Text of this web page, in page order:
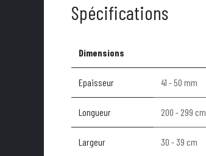
Spécifications
Dimensions
Epaisseur 41 - 50 mm
Longueur 200 - 299 cm
Largeur 30 - 39 cm